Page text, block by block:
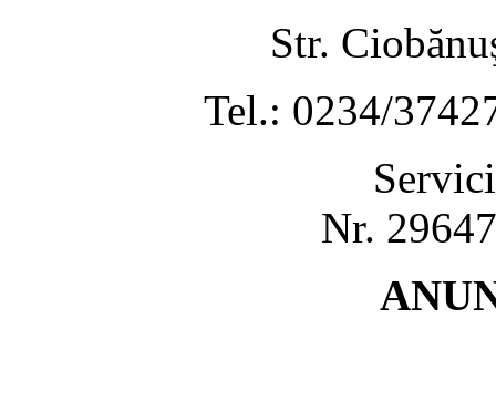
Str.
Tel.: 0234/
Nr.